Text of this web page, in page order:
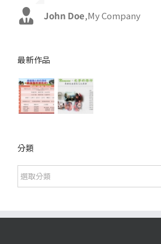
John Doe,My Company
Luke Beck,Theme Fusion
最新作品
分類
分
類